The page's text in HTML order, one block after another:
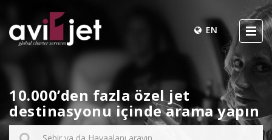
EN
10.000’den fazla özel jet
destinasyonu içinde arama yapın